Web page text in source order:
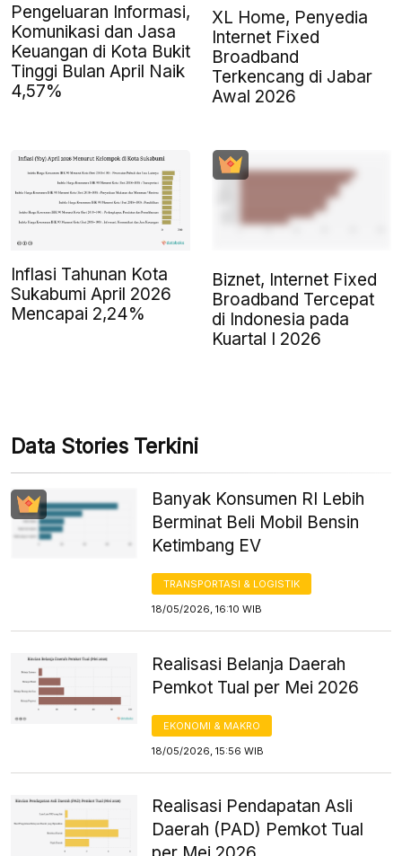
Pengeluaran Informasi,
Komunikasi dan Jasa
Keuangan di Kota Bukit
Tinggi Bulan April Naik
4,57%
XL Home, Penyedia
Internet Fixed
Broadband
Terkencang di Jabar
Awal 2026
Inflasi Tahunan Kota
Sukabumi April 2026
Mencapai 2,24%
Biznet, Internet Fixed
Broadband Tercepat
di Indonesia pada
Kuartal I 2026
Data Stories Terkini
Banyak Konsumen RI Lebih
Berminat Beli Mobil Bensin
Ketimbang EV
TRANSPORTASI & LOGISTIK
18/05/2026, 16:10 WIB
Realisasi Belanja Daerah
Pemkot Tual per Mei 2026
EKONOMI & MAKRO
18/05/2026, 15:56 WIB
Realisasi Pendapatan Asli
Daerah (PAD) Pemkot Tual